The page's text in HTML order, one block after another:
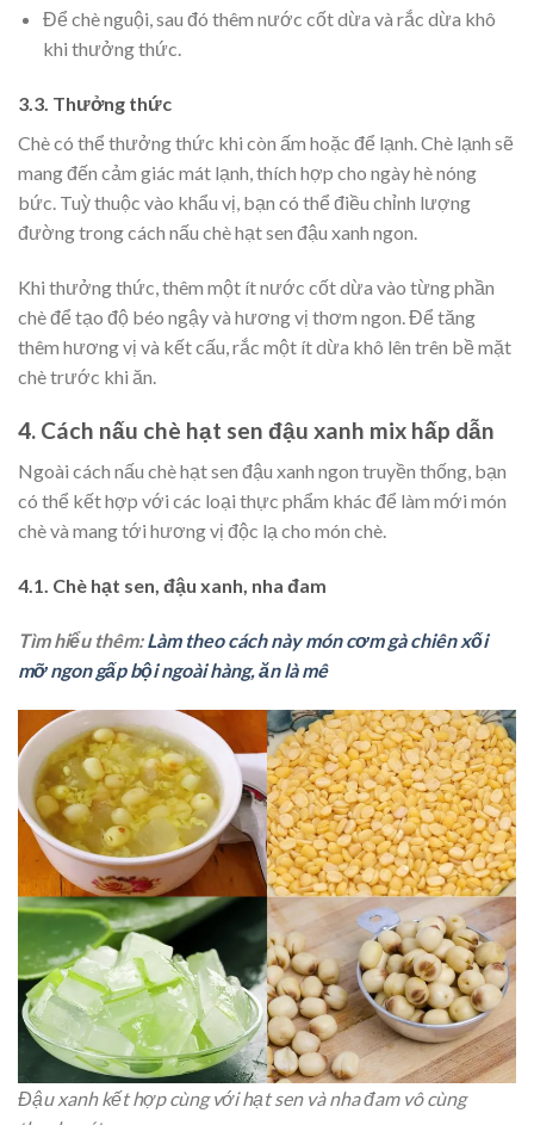
Để chè nguội, sau đó thêm nước cốt dừa và rắc dừa khô
khi thưởng thức.
3.3. Thưởng thức
Chè có thể thưởng thức khi còn ấm hoặc để lạnh. Chè lạnh sẽ
mang đến cảm giác mát lạnh, thích hợp cho ngày hè nóng
bức. Tuỳ thuộc vào khẩu vị, bạn có thể điều chỉnh lượng
đường trong cách nấu chè hạt sen đậu xanh ngon.
Khi thưởng thức, thêm một ít nước cốt dừa vào từng phần
chè để tạo độ béo ngậy và hương vị thơm ngon. Để tăng
thêm hương vị và kết cấu, rắc một ít dừa khô lên trên bề mặt
chè trước khi ăn.
4. Cách nấu chè hạt sen đậu xanh mix hấp dẫn
Ngoài cách nấu chè hạt sen đậu xanh ngon truyền thống, bạn
có thể kết hợp với các loại thực phẩm khác để làm mới món
chè và mang tới hương vị độc lạ cho món chè.
4.1. Chè hạt sen, đậu xanh, nha đam
Tìm hiểu thêm:Làm theo cách này món cơm gà chiên xối
mỡ ngon gấp bội ngoài hàng, ăn là mê
Đậu xanh kết hợp cùng với hạt sen và nha đam vô cùng